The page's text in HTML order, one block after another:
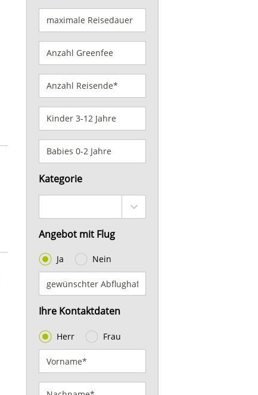
Kategorie
Angebot mit Flug
Ja Nein
Ihre Kontaktdaten
Herr Frau